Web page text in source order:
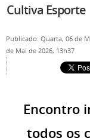
Cultiva Esporte
Publicado: Quarta, 06 de
de Mai de 2026, 13h37
Encontro
todos os